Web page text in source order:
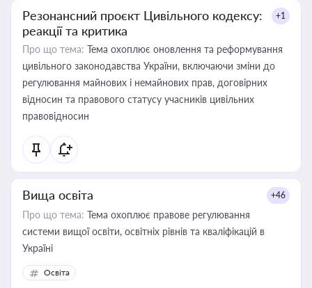
Резонансний проєкт Цивільного кодексу:
реакції та критика
+1
Про що тема: Тема охоплює оновлення та реформування
цивільного законодавства України, включаючи зміни до
регулювання майнових і немайнових прав, договірних
відносин та правового статусу учасників цивільних
правовідносин
Вища освіта +46
Про що тема: Тема охоплює правове регулювання
системи вищої освіти, освітніх рівнів та кваліфікацій в
Україні
Освіта